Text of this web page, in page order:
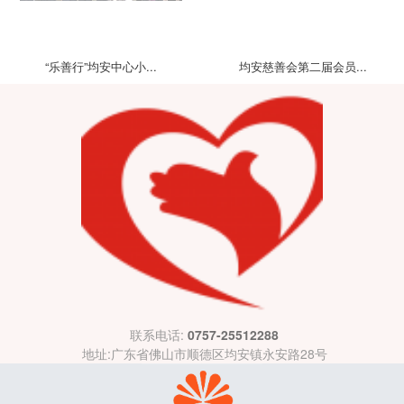
“乐善行”均安中心小... 均安慈善会第二届会员...
联系电话: 0757-25512288
地址:广东省佛山市顺德区均安镇永安路28号